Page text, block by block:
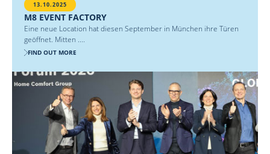
13.10.2025
M8 EVENT FACTORY
Eine neue Location hat diesen September in München ihre Türen
geöffnet. Mitten ....
FIND OUT MORE